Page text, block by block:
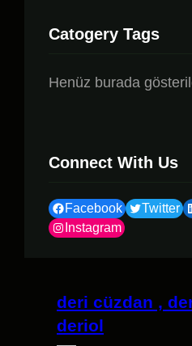
Catogery Tags
Henüz burada
Connect With Us
Facebook Twitter
Instagram
deri cüzdan ,
deriol